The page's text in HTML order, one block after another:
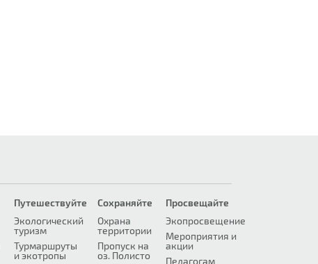
Путешествуйте
Экологический
туризм
Турмаршруты
и экотропы
Сохраняйте
Охрана
территории
Пропуск на
оз. Полисто
Просвещайте
Экопросвещение
Мероприятия и
акции
Педагогам